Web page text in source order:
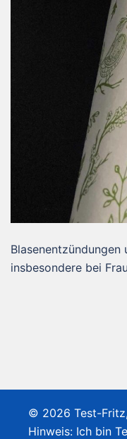
insbesondere bei
© 2026 Test-
Hinweis: Ich bin